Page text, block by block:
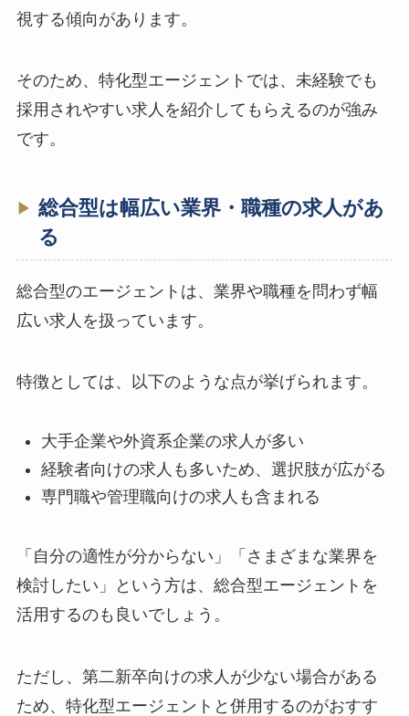
視する傾向があります。
そのため、特化型エージェントでは、未経験でも
採用されやすい求人を紹介してもらえるのが強み
です。
総合型は幅広い業界・職種の求人があ
る
総合型のエージェントは、業界や職種を問わず幅
広い求人を扱っています。
特徴としては、以下のような点が挙げられます。
大手企業や外資系企業の求人が多い
経験者向けの求人も多いため、選択肢が広がる
専門職や管理職向けの求人も含まれる
「自分の適性が分からない」「さまざまな業界を
検討したい」という方は、総合型エージェントを
活用するのも良いでしょう。
ただし、第二新卒向けの求人が少ない場合がある
ため、特化型エージェントと併用するのがおすす